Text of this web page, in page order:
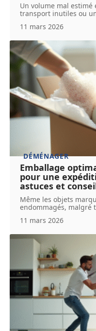
Un volume mal
transport inutiles ou
11 mars 2026
DÉMÉNAGER
Emballage
pour une
astuces et
Même les objets
endommagés, malgré
11 mars 2026